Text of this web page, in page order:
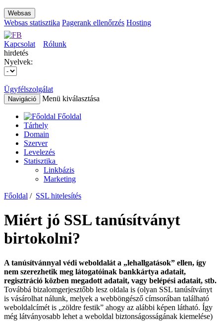
Websas
Websas statisztika Pagerank ellenőrzés Hosting
Kapcsolat
Rólunk
hirdetés
Nyelvek:
Ügyfélszolgálat
Navigáció Menü kiválasztása
Főoldal
Tárhely
Domain
Szerver
Levelezés
Statisztika
Linkbázis
Marketing
Főoldal / SSL hitelesítés
Miért jó SSL tanúsítványt
birtokolni?
A tanúsítvánnyal védi weboldalát a „lehallgatások” ellen, így
nem szerezhetik meg látogatóinak bankkártya adatait,
regisztráció közben megadott adatait, vagy belépési adatait, stb.
Továbbá bizalomgerjesztőbb lesz oldala is (olyan SSL tanúsítványt
is vásárolhat nálunk, melyek a webböngésző címsorában található
weboldalcímét is „zöldre festik” ahogy az alábbi képen látható. Így
még látványosabb lehet a weboldal biztonságosságának kiemelése)